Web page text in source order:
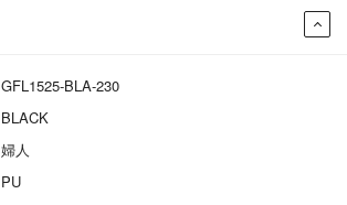
GFL1525-BLA-230
BLACK
婦人
PU